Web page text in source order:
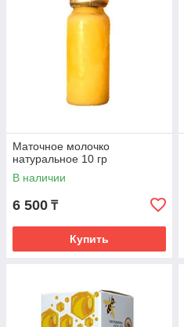
Маточное молочко
натуральное 10 гр
В наличии
6 500 ₸
Купить